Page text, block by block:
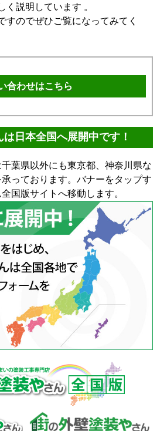
く説明しています 。
のでぜひご覧になってみてく
合わせはこちら
日本全国へ展開中です！
葉県以外にも東京都、神奈川県な
っております。バナーをタップす
国版サイトへ移動します。